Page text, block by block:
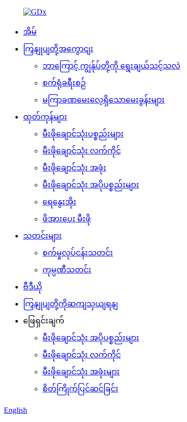
အိမ်
ကြှနျုပျတို့အကွောငျး
ဘာကြောင့် ကျွန်ုပ်တို့ကို ရွေးချယ်သင့်သလဲ
စက်ရုံခရီးစဉ်
မကြာခဏမေးလေ့ရှိသောမေးခွန်းများ
ထုတ်ကုန်များ
မီးဖိုချောင်သုံးပစ္စည်းများ
မီးဖိုချောင်သုံး လက်ကိုင်
မီးဖိုချောင်သုံး အဖုံး
မီးဖိုချောင်သုံး အပိုပစ္စည်းများ
ရေနွေးအိုး
ဖိအားပေး မီးဖို
သတင်းများ
စက်မှုလုပ်ငန်းသတင်း
ကုမ္ပဏီသတင်း
ဗီဒီယို
ကြှနျုပျတို့ကိုဆကျသှယျရနျ
ဖြေရှင်းချက်
မီးဖိုချောင်သုံး အပိုပစ္စည်းများ
မီးဖိုချောင်သုံး လက်ကိုင်
မီးဖိုချောင်သုံး အဖုံးများ
စိတ်ကြိုက်ပြင်ဆင်ခြင်း
English